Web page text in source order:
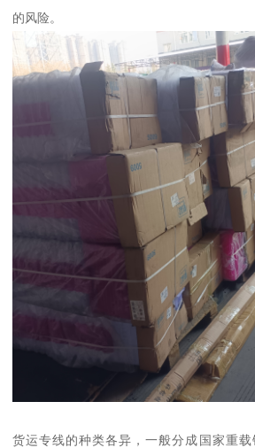
的风险。
货运专线的种类各异，一般分成国家重